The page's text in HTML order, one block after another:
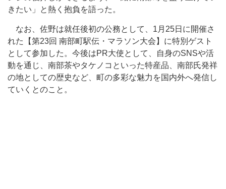
きたい」と熱く抱負を語った。
なお、佐野は就任後初の公務として、1月25日に開催さ
れた【第23回 南部町駅伝・マラソン大会】に特別ゲスト
として参加した。今後はPR大使として、自身のSNSや活
動を通じ、南部茶やタケノコといった特産品、南部氏発祥
の地としての歴史など、町の多彩な魅力を国内外へ発信し
ていくとのこと。